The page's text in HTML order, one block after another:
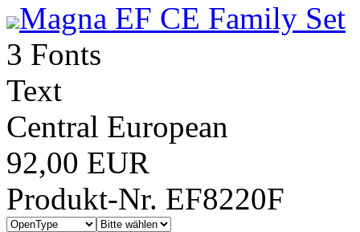
Magna EF CE Family Set
3 Fonts
Text
Central European
92,00 EUR
Produkt-Nr. EF8220F